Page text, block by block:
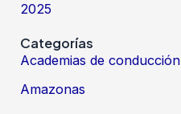
2025
Categorías
Academias de conducción
Amazonas